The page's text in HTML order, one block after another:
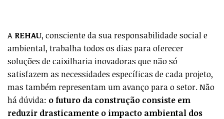
A REHAU, consciente da sua responsabilidade social e
ambiental, trabalha todos os dias para oferecer
soluções de caixilharia inovadoras que não só
satisfazem as necessidades específicas de cada projeto,
mas também representam um avanço para o setor. Não
há dúvida: o futuro da construção consiste em
reduzir drasticamente o impacto ambiental dos